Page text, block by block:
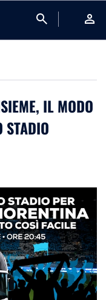
search person
IL MODO
STADIO